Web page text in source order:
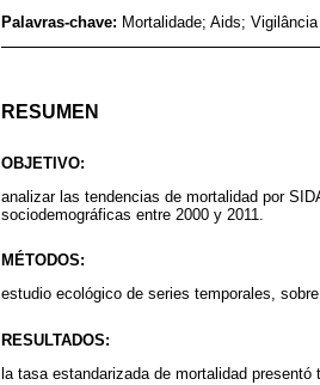
Palavras-chave: Mortalidade; Aids;
RESUMEN
OBJETIVO:
analizar las tendencias de mortalidad por
sociodemográficas entre 2000 y 2011.
MÉTODOS:
estudio ecológico de series temporales,
RESULTADOS:
la tasa estandarizada de mortalidad